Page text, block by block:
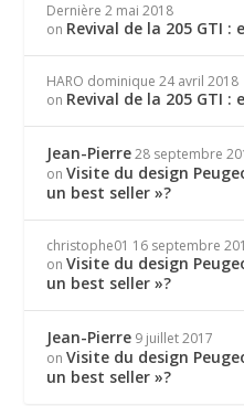
Dernière 2 mai 2018
on Revival de la 205 GTI :
HARO dominique 24 avril 2018
on Revival de la 205 GTI :
Jean-Pierre 28 septembre
onVisite du design
un best seller »?
christophe01 16 septembre
onVisite du design
un best seller »?
Jean-Pierre 9 juillet 2017
onVisite du design
un best seller »?